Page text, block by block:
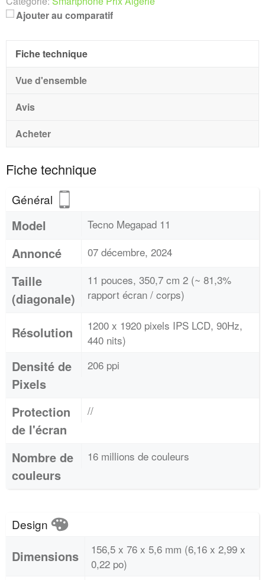
Ajouter au comparatif
Fiche technique
Vue d'ensemble
Avis
Acheter
Fiche technique
Général
Model Tecno Megapad 11
Annoncé 07 décembre, 2024
Taille
(diagonale)
11 pouces, 350,7 cm 2 (~ 81,3%
rapport écran / corps)
Résolution
1200 x 1920 pixels IPS LCD, 90Hz,
440 nits)
Densité de
Pixels
206 ppi
Protection
de l'écran
//
Nombre de
couleurs
16 millions de couleurs
Design
Dimensions
156,5 x 76 x 5,6 mm (6,16 x 2,99 x
0,22 po)